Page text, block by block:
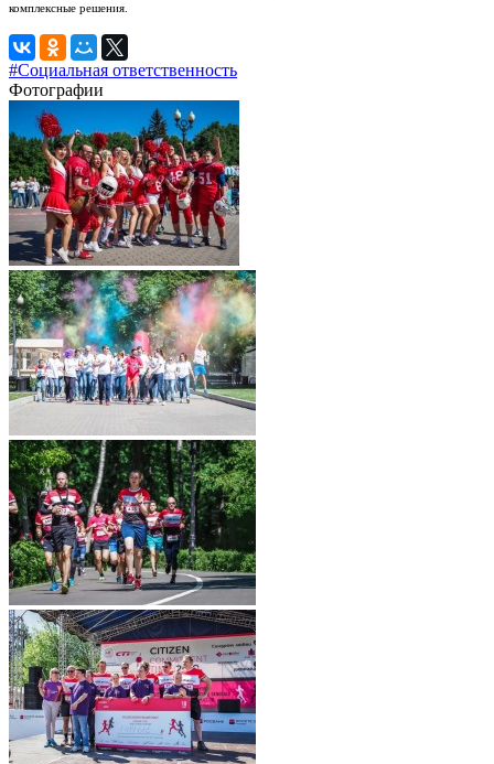
комплексные решения.
#Социальная ответственность
Фотографии